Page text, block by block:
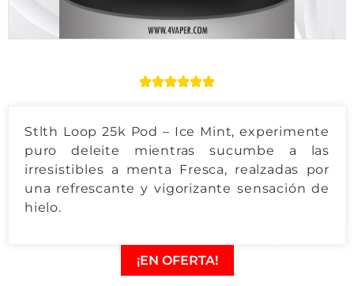
Stlth Loop 25k Pod – Ice Mint, experimente
puro deleite mientras sucumbe a las
irresistibles a menta Fresca, realzadas por
una refrescante y vigorizante sensación de
hielo.
¡EN OFERTA!